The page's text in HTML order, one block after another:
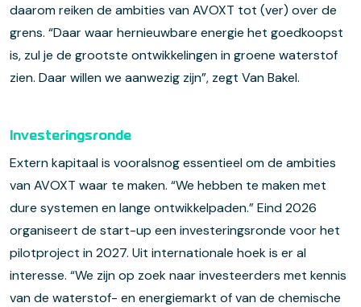
daarom reiken de ambities van AVOXT tot (ver) over de
grens. “Daar waar hernieuwbare energie het goedkoopst
is, zul je de grootste ontwikkelingen in groene waterstof
zien. Daar willen we aanwezig zijn”, zegt Van Bakel.
Investeringsronde
Extern kapitaal is vooralsnog essentieel om de ambities
van AVOXT waar te maken. “We hebben te maken met
dure systemen en lange ontwikkelpaden.” Eind 2026
organiseert de start-up een investeringsronde voor het
pilotproject in 2027. Uit internationale hoek is er al
interesse. “We zijn op zoek naar investeerders met kennis
van de waterstof- en energiemarkt of van de chemische